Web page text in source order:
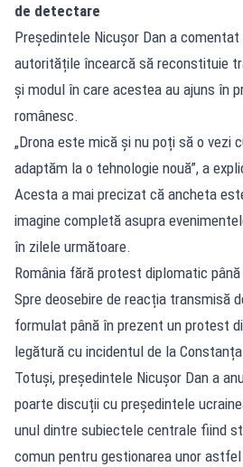
de detectare
Președintele Nicușor Dan a
autoritățile încearcă să reconstituie
și modul în care acestea au ajuns în
românesc.
„Drona este mică și nu poți să o vezi
adaptăm la o tehnologie nouă”, a
Acesta a mai precizat că ancheta
imagine completă asupra
în zilele următoare.
România fără protest diplomatic
Spre deosebire de reacția transmisă
formulat până în prezent un protest
legătură cu incidentul de la
Totuși, președintele Nicușor Dan a
poarte discuții cu președintele
unul dintre subiectele centrale fiind
comun pentru gestionarea unor